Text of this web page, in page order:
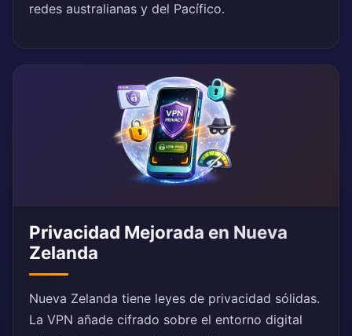
redes australianas y del Pacífico.
Privacidad Mejorada en Nueva
Zelanda
Nueva Zelanda tiene leyes de privacidad sólidas.
La VPN añade cifrado sobre el entorno digital